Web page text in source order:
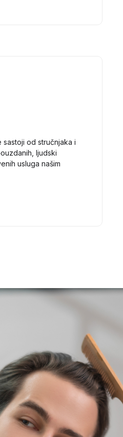
sastoji od stručnjaka i
ljudski
usluga našim